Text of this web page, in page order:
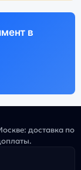
в
доставка по